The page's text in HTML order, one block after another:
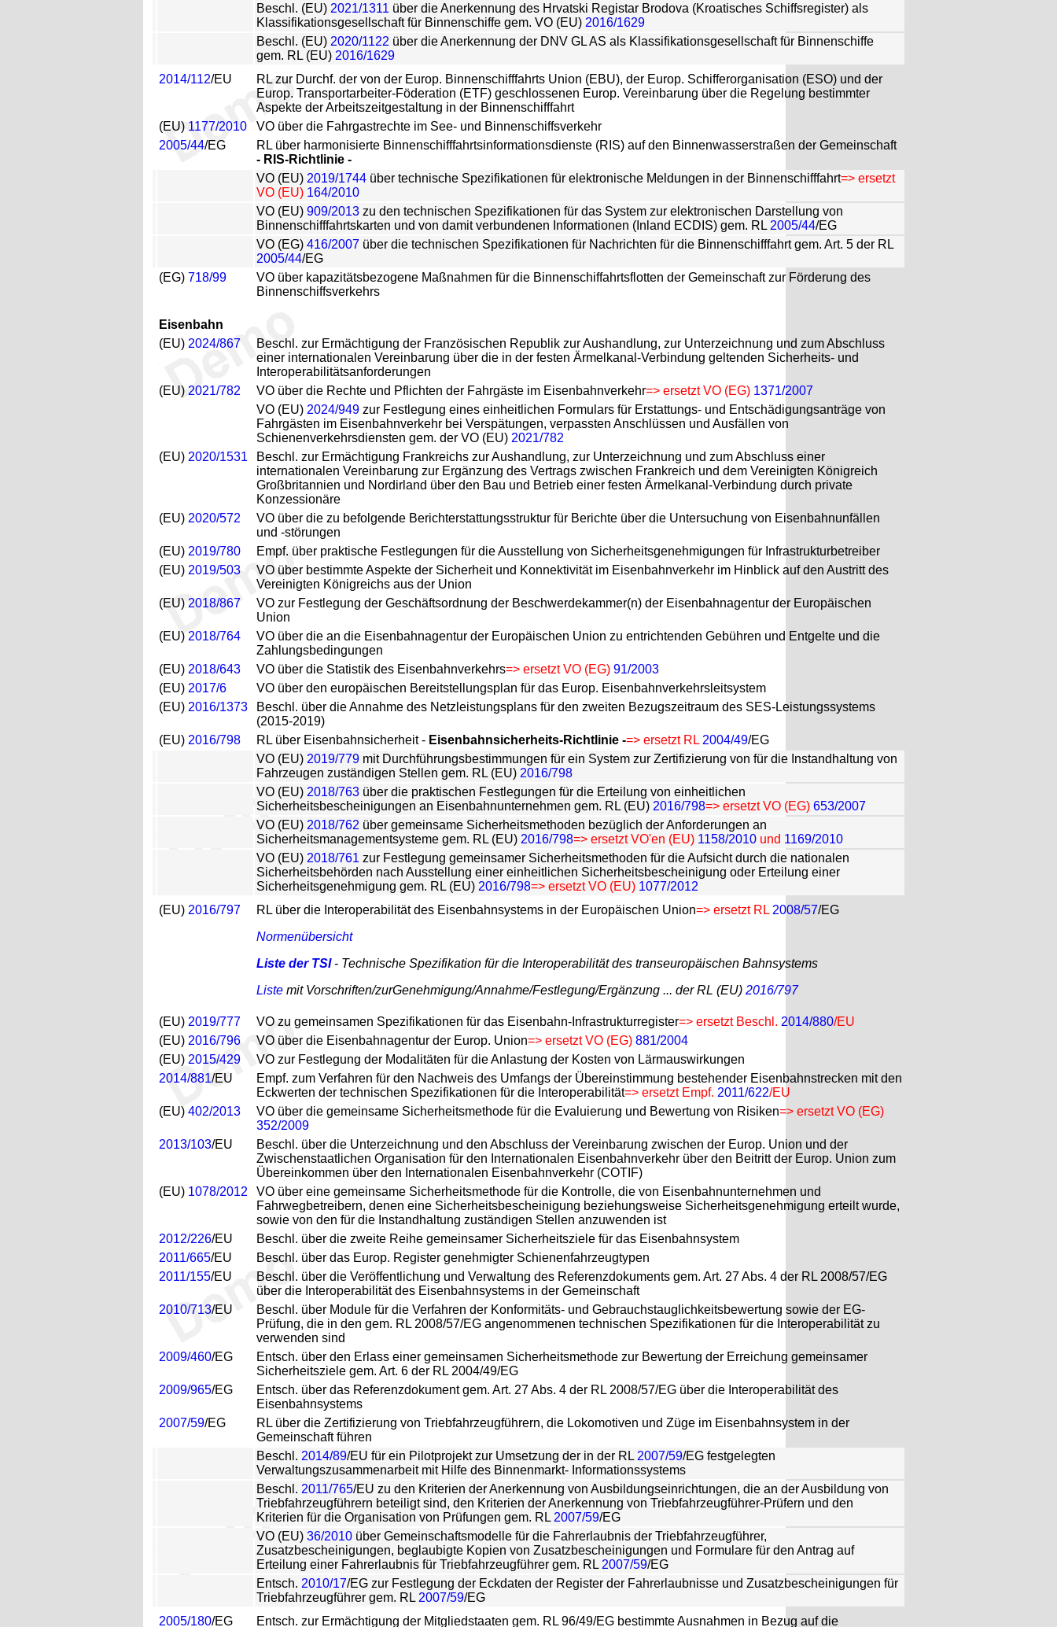
Beschl. (EU) 2021/1311 über die Anerkennung des Hrvatski Registar Brodova (Kroatisches Schiffsregister) als
Klassifikationsgesellschaft für Binnenschiffe gem. VO (EU) 2016/1629
Beschl. (EU) 2020/1122 über die Anerkennung der DNV GL AS als Klassifikationsgesellschaft für Binnenschiffe
gem. RL (EU) 2016/1629
2014/112/EU
RL zur Durchf. der von der Europ. Binnenschifffahrts Union (EBU), der Europ. Schifferorganisation (ESO) und der
Europ. Transportarbeiter-Föderation (ETF) geschlossenen Europ. Vereinbarung über die Regelung bestimmter
Aspekte der Arbeitszeitgestaltung in der Binnenschifffahrt
(EU) 1177/2010
VO über die Fahrgastrechte im See- und Binnenschiffsverkehr
2005/44/EG
RL über harmonisierte Binnenschifffahrtsinformationsdienste (RIS) auf den Binnenwasserstraßen der Gemeinschaft
- RIS-Richtlinie -
VO (EU) 2019/1744 über technische Spezifikationen für elektronische Meldungen in der Binnenschifffahrt=> ersetzt
VO (EU) 164/2010
VO (EU) 909/2013 zu den technischen Spezifikationen für das System zur elektronischen Darstellung von
Binnenschifffahrtskarten und von damit verbundenen Informationen (Inland ECDIS) gem. RL 2005/44/EG
VO (EG) 416/2007 über die technischen Spezifikationen für Nachrichten für die Binnenschifffahrt gem. Art. 5 der RL
2005/44/EG
(EG) 718/99
VO über kapazitätsbezogene Maßnahmen für die Binnenschiffahrtsflotten der Gemeinschaft zur Förderung des
Binnenschiffsverkehrs
Eisenbahn
(EU) 2024/867
Beschl. zur Ermächtigung der Französischen Republik zur Aushandlung, zur Unterzeichnung und zum Abschluss
einer internationalen Vereinbarung über die in der festen Ärmelkanal-Verbindung geltenden Sicherheits- und
Interoperabilitätsanforderungen
(EU) 2021/782 VO über die Rechte und Pflichten der Fahrgäste im Eisenbahnverkehr=> ersetzt VO (EG) 1371/2007
VO (EU) 2024/949 zur Festlegung eines einheitlichen Formulars für Erstattungs- und Entschädigungsanträge von
Fahrgästen im Eisenbahnverkehr bei Verspätungen, verpassten Anschlüssen und Ausfällen von
Schienenverkehrsdiensten gem. der VO (EU) 2021/782
(EU) 2020/1531
Beschl. zur Ermächtigung Frankreichs zur Aushandlung, zur Unterzeichnung und zum Abschluss einer
internationalen Vereinbarung zur Ergänzung des Vertrags zwischen Frankreich und dem Vereinigten Königreich
Großbritannien und Nordirland über den Bau und Betrieb einer festen Ärmelkanal-Verbindung durch private
Konzessionäre
(EU) 2020/572
VO über die zu befolgende Berichterstattungsstruktur für Berichte über die Untersuchung von Eisenbahnunfällen
und -störungen
(EU) 2019/780
Empf. über praktische Festlegungen für die Ausstellung von Sicherheitsgenehmigungen für Infrastrukturbetreiber
(EU) 2019/503
VO über bestimmte Aspekte der Sicherheit und Konnektivität im Eisenbahnverkehr im Hinblick auf den Austritt des
Vereinigten Königreichs aus der Union
(EU) 2018/867
VO zur Festlegung der Geschäftsordnung der Beschwerdekammer(n) der Eisenbahnagentur der Europäischen
Union
(EU) 2018/764
VO über die an die Eisenbahnagentur der Europäischen Union zu entrichtenden Gebühren und Entgelte und die
Zahlungsbedingungen
(EU) 2018/643 VO über die Statistik des Eisenbahnverkehrs=> ersetzt VO (EG) 91/2003
(EU) 2017/6
VO über den europäischen Bereitstellungsplan für das Europ. Eisenbahnverkehrsleitsystem
(EU) 2016/1373
Beschl. über die Annahme des Netzleistungsplans für den zweiten Bezugszeitraum des SES-Leistungssystems
(2015-2019)
(EU) 2016/798 RL über Eisenbahnsicherheit - Eisenbahnsicherheits-Richtlinie -=> ersetzt RL 2004/49/EG
VO (EU) 2019/779 mit Durchführungsbestimmungen für ein System zur Zertifizierung von für die Instandhaltung von
Fahrzeugen zuständigen Stellen gem. RL (EU) 2016/798
VO (EU) 2018/763 über die praktischen Festlegungen für die Erteilung von einheitlichen
Sicherheitsbescheinigungen an Eisenbahnunternehmen gem. RL (EU) 2016/798=> ersetzt VO (EG) 653/2007
VO (EU) 2018/762 über gemeinsame Sicherheitsmethoden bezüglich der Anforderungen an
Sicherheitsmanagementsysteme gem. RL (EU) 2016/798=> ersetzt VO'en (EU) 1158/2010 und 1169/2010
VO (EU) 2018/761 zur Festlegung gemeinsamer Sicherheitsmethoden für die Aufsicht durch die nationalen
Sicherheitsbehörden nach Ausstellung einer einheitlichen Sicherheitsbescheinigung oder Erteilung einer
Sicherheitsgenehmigung gem. RL (EU) 2016/798=> ersetzt VO (EU) 1077/2012
(EU) 2016/797 RL über die Interoperabilität des Eisenbahnsystems in der Europäischen Union=> ersetzt RL 2008/57/EG
Normenübersicht
Liste der TSI- Technische Spezifikation für die Interoperabilität des transeuropäischen Bahnsystems
Liste mit Vorschriften/zurGenehmigung/Annahme/Festlegung/Ergänzung ... der RL (EU) 2016/797
(EU) 2019/777 VO zu gemeinsamen Spezifikationen für das Eisenbahn-Infrastrukturregister=> ersetzt Beschl. 2014/880/EU
(EU) 2016/796 VO über die Eisenbahnagentur der Europ. Union=> ersetzt VO (EG) 881/2004
(EU) 2015/429
VO zur Festlegung der Modalitäten für die Anlastung der Kosten von Lärmauswirkungen
2014/881/EU
Empf. zum Verfahren für den Nachweis des Umfangs der Übereinstimmung bestehender Eisenbahnstrecken mit den
Eckwerten der technischen Spezifikationen für die Interoperabilität=> ersetzt Empf. 2011/622/EU
(EU) 402/2013 VO über die gemeinsame Sicherheitsmethode für die Evaluierung und Bewertung von Risiken=> ersetzt VO (EG)
352/2009
2013/103/EU
Beschl. über die Unterzeichnung und den Abschluss der Vereinbarung zwischen der Europ. Union und der
Zwischenstaatlichen Organisation für den Internationalen Eisenbahnverkehr über den Beitritt der Europ. Union zum
Übereinkommen über den Internationalen Eisenbahnverkehr (COTIF)
(EU) 1078/2012
VO über eine gemeinsame Sicherheitsmethode für die Kontrolle, die von Eisenbahnunternehmen und
Fahrwegbetreibern, denen eine Sicherheitsbescheinigung beziehungsweise Sicherheitsgenehmigung erteilt wurde,
sowie von den für die Instandhaltung zuständigen Stellen anzuwenden ist
2012/226/EU
Beschl. über die zweite Reihe gemeinsamer Sicherheitsziele für das Eisenbahnsystem
2011/665/EU
Beschl. über das Europ. Register genehmigter Schienenfahrzeugtypen
2011/155/EU
Beschl. über die Veröffentlichung und Verwaltung des Referenzdokuments gem. Art. 27 Abs. 4 der RL 2008/57/EG
über die Interoperabilität des Eisenbahnsystems in der Gemeinschaft
2010/713/EU
Beschl. über Module für die Verfahren der Konformitäts- und Gebrauchstauglichkeitsbewertung sowie der EG-
Prüfung, die in den gem. RL 2008/57/EG angenommenen technischen Spezifikationen für die Interoperabilität zu
verwenden sind
2009/460/EG
Entsch. über den Erlass einer gemeinsamen Sicherheitsmethode zur Bewertung der Erreichung gemeinsamer
Sicherheitsziele gem. Art. 6 der RL 2004/49/EG
2009/965/EG
Entsch. über das Referenzdokument gem. Art. 27 Abs. 4 der RL 2008/57/EG über die Interoperabilität des
Eisenbahnsystems
2007/59/EG
RL über die Zertifizierung von Triebfahrzeugführern, die Lokomotiven und Züge im Eisenbahnsystem in der
Gemeinschaft führen
Beschl. 2014/89/EU für ein Pilotprojekt zur Umsetzung der in der RL 2007/59/EG festgelegten
Verwaltungszusammenarbeit mit Hilfe des Binnenmarkt- Informationssystems
Beschl. 2011/765/EU zu den Kriterien der Anerkennung von Ausbildungseinrichtungen, die an der Ausbildung von
Triebfahrzeugführern beteiligt sind, den Kriterien der Anerkennung von Triebfahrzeugführer-Prüfern und den
Kriterien für die Organisation von Prüfungen gem. RL 2007/59/EG
VO (EU) 36/2010 über Gemeinschaftsmodelle für die Fahrerlaubnis der Triebfahrzeugführer,
Zusatzbescheinigungen, beglaubigte Kopien von Zusatzbescheinigungen und Formulare für den Antrag auf
Erteilung einer Fahrerlaubnis für Triebfahrzeugführer gem. RL 2007/59/EG
Entsch. 2010/17/EG zur Festlegung der Eckdaten der Register der Fahrerlaubnisse und Zusatzbescheinigungen für
Triebfahrzeugführer gem. RL 2007/59/EG
2005/180/EG Entsch. zur Ermächtigung der Mitgliedstaaten gem. RL 96/49/EG bestimmte Ausnahmen in Bezug auf die